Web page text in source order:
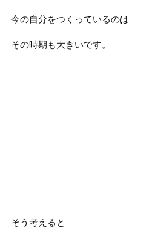
今の自分をつくっているのは
その時期も大きいです。
そう考えると